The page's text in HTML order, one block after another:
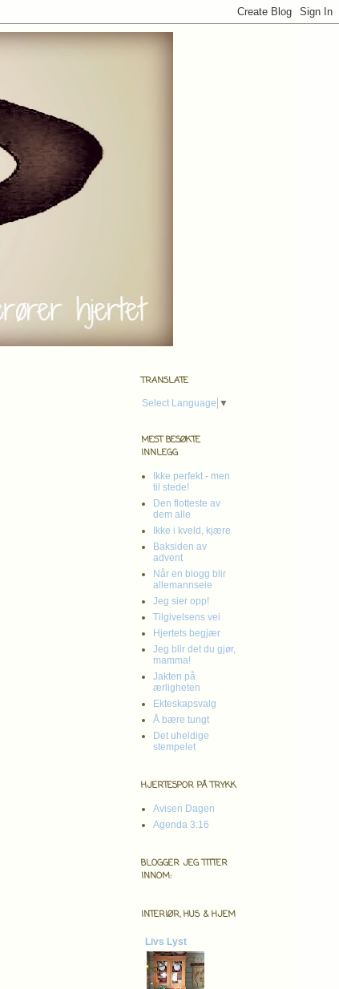
TRANSLATE
Select Language ▼
MEST BESØKTE
INNLEGG
Ikke perfekt - men
til stede!
Den flotteste av
dem alle
Ikke i kveld, kjære
Baksiden av
advent
Når en blogg blir
allemannseie
Jeg sier opp!
Tilgivelsens vei
Hjertets begjær
Jeg blir det du gjør,
mamma!
Jakten på
ærligheten
Ekteskapsvalg
Å bære tungt
Det uheldige
stempelet
HJERTESPOR PÅ TRYKK
Avisen Dagen
Agenda 3:16
BLOGGER JEG TITTER
INNOM:
INTERIØR, HUS & HJEM
Livs Lyst